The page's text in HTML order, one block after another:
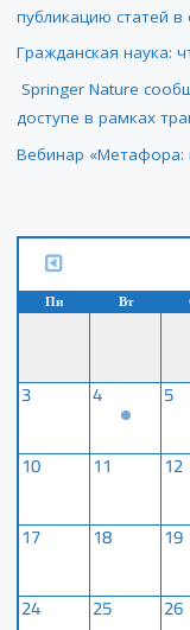
публикацию статей
Гражданская наука:
Springer Nature
доступе в рамках
Вебинар «Метафора:
Пн Вт
3 4 5
10
11 12
17 18 19
24 25 26